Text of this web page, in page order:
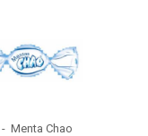
- Menta Chao